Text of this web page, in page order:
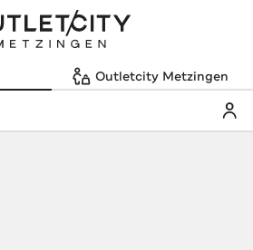
Outletcity Metzingen